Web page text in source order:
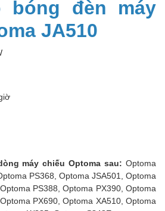
bóng đèn máy
JA510
máy chiếu Optoma sau: Optoma
PS368, Optoma JSA501, Optoma
PS388, Optoma PX390, Optoma
PX690, Optoma XA510, Optoma